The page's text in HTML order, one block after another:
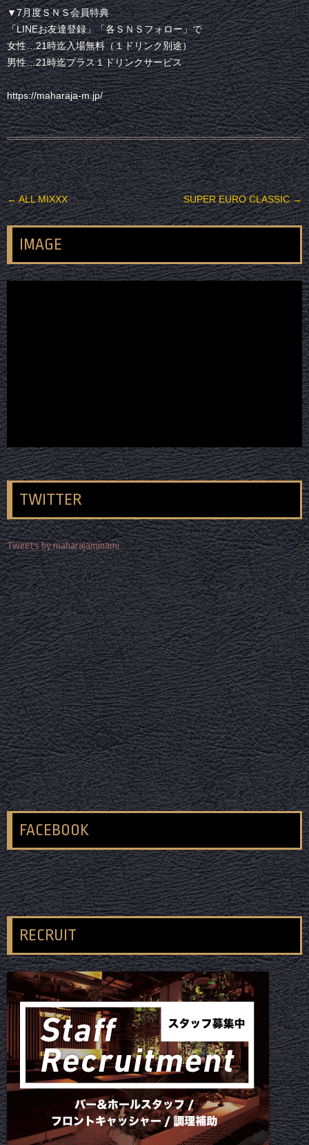
▼7月度ＳＮＳ会員特典
「LINEお友達登録」「各ＳＮＳフォロー」で
女性…21時迄入場無料（１ドリンク別途）
男性…21時迄プラス１ドリンクサービス
https://maharaja-m.jp/
投稿ナビゲーション
←ALL MIXXX SUPER EURO CLASSIC→
IMAGE
TWITTER
Tweets by maharajaminami
FACEBOOK
RECRUIT